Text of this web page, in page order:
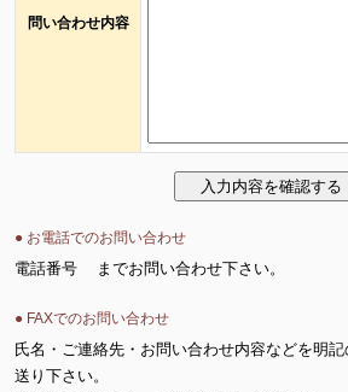
問い合わせ内容
● お電話でのお問い合わせ
電話番号
までお問い合わせ下さい。
● FAXでのお問い合わせ
氏名・ご連絡先・お問い合わせ内容などを明
送り下さい。